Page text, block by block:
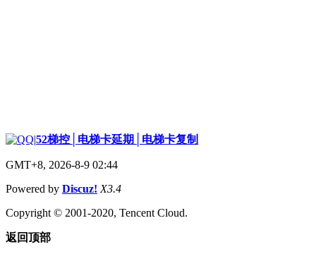
|52梯控│电梯卡延期│电梯卡复制
GMT+8, 2026-8-9 02:44
Powered by Discuz! X3.4
Copyright © 2001-2020, Tencent Cloud.
返回顶部